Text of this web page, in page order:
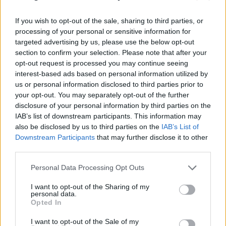
If you wish to opt-out of the sale, sharing to third parties, or
processing of your personal or sensitive information for
targeted advertising by us, please use the below opt-out
section to confirm your selection. Please note that after your
opt-out request is processed you may continue seeing
interest-based ads based on personal information utilized by
us or personal information disclosed to third parties prior to
your opt-out. You may separately opt-out of the further
disclosure of your personal information by third parties on the
IAB’s list of downstream participants. This information may
also be disclosed by us to third parties on the IAB’s List of
Downstream Participants that may further disclose it to other
Personal Data Processing Opt Outs
I want to opt-out of the Sharing of my
personal data.
Opted In
I want to opt-out of the Sale of my
γίνεται η δίκη παραβιάζεται συστηματικά και
ηθελημένα η αρχή της δημοσιότητας», ενώ
σχολιάζοντας εκείνους που λένε ότι “συγγενείς δεν
θέλουν να γίνει η δίκη”, ο κ. Κωνσταντόπουλος
σημείωσε: Μόνο ένα νερουλιασμένο, βρώμικο
μυαλό θα το έλεγε αυτό».
Όσον αφορά την παράσταση προς Υποστήριξη
της Κατηγορίας που προτίθεται να δηλώσει το
Δημόσιο στη δίκη για το δυστύχημα των Τεμπών,
παραστάθηκε το Δημόσιο σε όλη την πορεία της
υπόθεσης; Τώρα απεφάσισε ότι είναι καιρός να
περάσει από την Λάρισα;